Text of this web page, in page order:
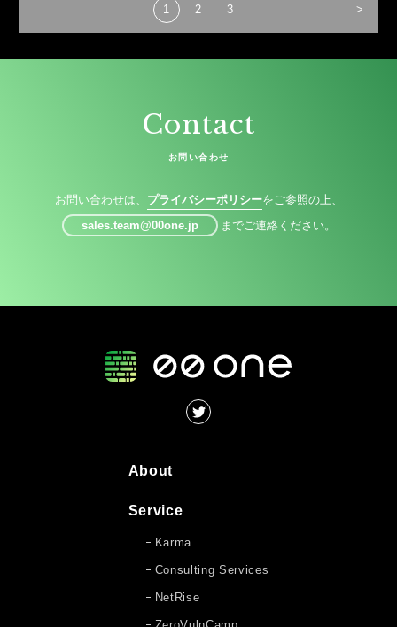
1 2 3 >
Contact
お問い合わせ
お問い合わせは、 プライバシーポリシーをご参照の上、
sales.team@00one.jp
までご連絡ください。
About
Service
Karma
Consulting Services
NetRise